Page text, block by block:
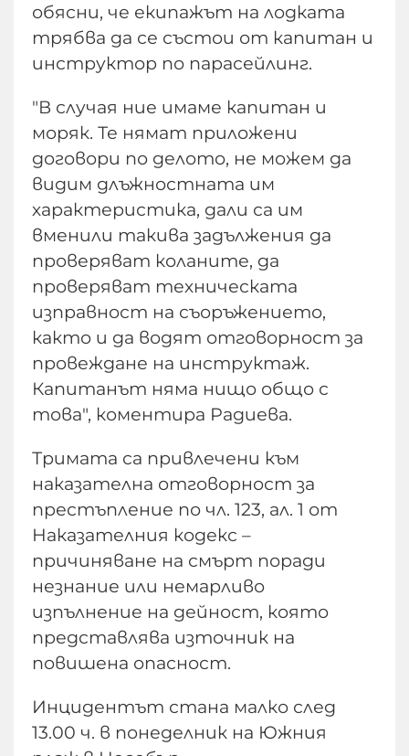
обясни, че екипажът на лодката
трябва да се състои от капитан и
инструктор по парасейлинг.
"В случая ние имаме капитан и
моряк. Те нямат приложени
договори по делото, не можем да
видим длъжностната им
характеристика, дали са им
вменили такива задължения да
проверяват коланите, да
проверяват техническата
изправност на съоръжението,
както и да водят отговорност за
провеждане на инструктаж.
Капитанът няма нищо общо с
това", коментира Радиева.
Тримата са привлечени към
наказателна отговорност за
престъпление по чл. 123, ал. 1 от
Наказателния кодекс –
причиняване на смърт поради
незнание или немарливо
изпълнение на дейност, която
представлява източник на
повишена опасност.
Инцидентът стана малко след
13.00 ч. в понеделник на Южния